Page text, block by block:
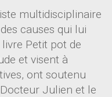
multidisciplinaire
causes qui lui
Petit pot de
et visent à
ont soutenu
Julien et le